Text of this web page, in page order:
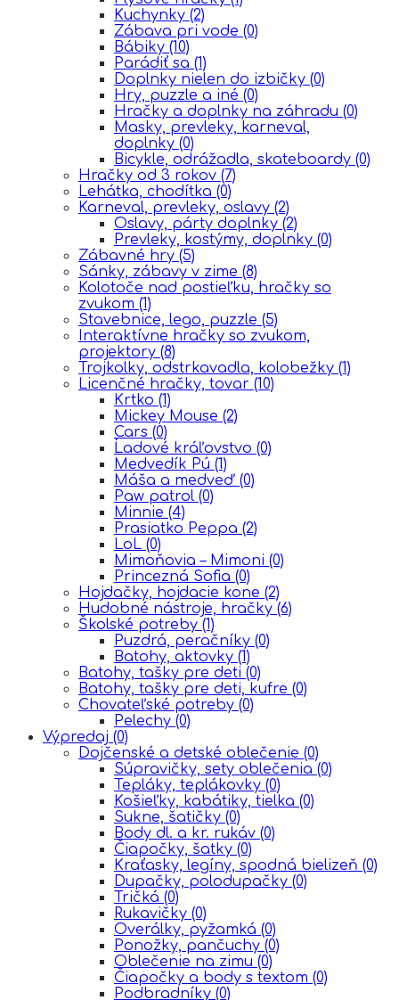
Kuchynky (2)
Zábava pri vode (0)
Bábiky (10)
Parádiť sa (1)
Doplnky nielen do izbičky (0)
Hry, puzzle a iné (0)
Hračky a doplnky na záhradu (0)
Masky, prevleky, karneval,
doplnky (0)
Bicykle, odrážadla, skateboardy (0)
Hračky od 3 rokov (7)
Lehátka, chodítka (0)
Karneval, prevleky, oslavy (2)
Oslavy, párty doplnky (2)
Prevleky, kostýmy, doplnky (0)
Zábavné hry (5)
Sánky, zábavy v zime (8)
Kolotoče nad postieľku, hračky so
zvukom (1)
Stavebnice, lego, puzzle (5)
Interaktívne hračky so zvukom,
projektory (8)
Trojkolky, odstrkavadla, kolobežky (1)
Licenčné hračky, tovar (10)
Krtko (1)
Mickey Mouse (2)
Cars (0)
Ĺadové kráľovstvo (0)
Medvedík Pú (1)
Máša a medveď (0)
Paw patrol (0)
Minnie (4)
Prasiatko Peppa (2)
LoL (0)
Mimoňovia – Mimoni (0)
Princezná Sofia (0)
Hojdačky, hojdacie kone (2)
Hudobné nástroje, hračky (6)
Školské potreby (1)
Puzdrá, peračníky (0)
Batohy, aktovky (1)
Batohy, tašky pre deti (0)
Batohy, tašky pre deti, kufre (0)
Chovateľské potreby (0)
Pelechy (0)
Výpredaj (0)
Dojčenské a detské oblečenie (0)
Súpravičky, sety oblečenia (0)
Tepláky, teplákovky (0)
Košieľky, kabátiky, tielka (0)
Sukne, šatičky (0)
Body dl. a kr. rukáv (0)
Čiapočky, šatky (0)
Kraťasky, legíny, spodná bielizeň (0)
Dupačky, polodupačky (0)
Tričká (0)
Rukavičky (0)
Overálky, pyžamká (0)
Ponožky, pančuchy (0)
Oblečenie na zimu (0)
Čiapočky a body s textom (0)
Podbradníky (0)